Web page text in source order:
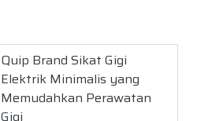
Quip Brand Sikat Gigi
Elektrik Minimalis yang
Memudahkan Perawatan
Gigi